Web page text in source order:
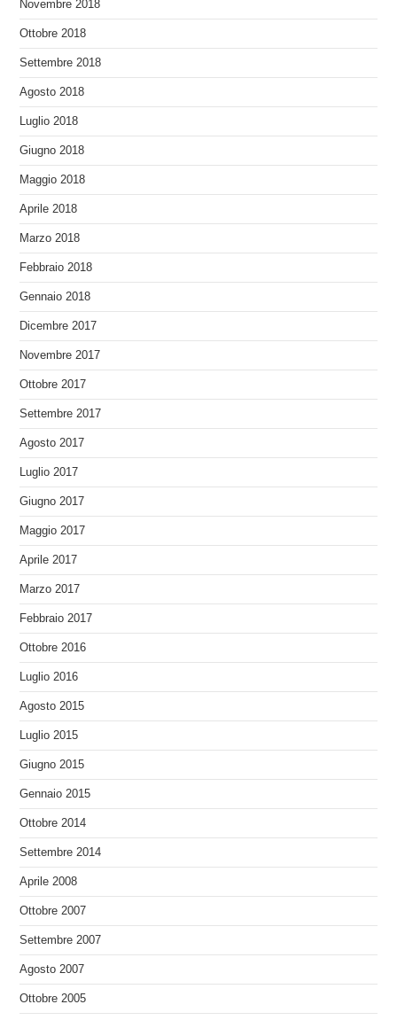
Novembre 2018
Ottobre 2018
Settembre 2018
Agosto 2018
Luglio 2018
Giugno 2018
Maggio 2018
Aprile 2018
Marzo 2018
Febbraio 2018
Gennaio 2018
Dicembre 2017
Novembre 2017
Ottobre 2017
Settembre 2017
Agosto 2017
Luglio 2017
Giugno 2017
Maggio 2017
Aprile 2017
Marzo 2017
Febbraio 2017
Ottobre 2016
Luglio 2016
Agosto 2015
Luglio 2015
Giugno 2015
Gennaio 2015
Ottobre 2014
Settembre 2014
Aprile 2008
Ottobre 2007
Settembre 2007
Agosto 2007
Ottobre 2005